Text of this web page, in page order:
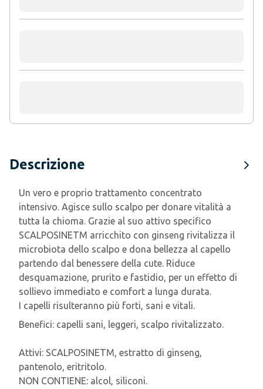
Descrizione
Un vero e proprio trattamento concentrato
intensivo. Agisce sullo scalpo per donare vitalità a
tutta la chioma. Grazie al suo attivo specifico
SCALPOSINETM arricchito con ginseng rivitalizza il
microbiota dello scalpo e dona bellezza al capello
partendo dal benessere della cute. Riduce
desquamazione, prurito e fastidio, per un effetto di
sollievo immediato e comfort a lunga durata.
I capelli risulteranno più forti, sani e vitali.
Benefici: capelli sani, leggeri, scalpo rivitalizzato.
Attivi: SCALPOSINETM, estratto di ginseng,
pantenolo, eritritolo.
NON CONTIENE: alcol, siliconi.